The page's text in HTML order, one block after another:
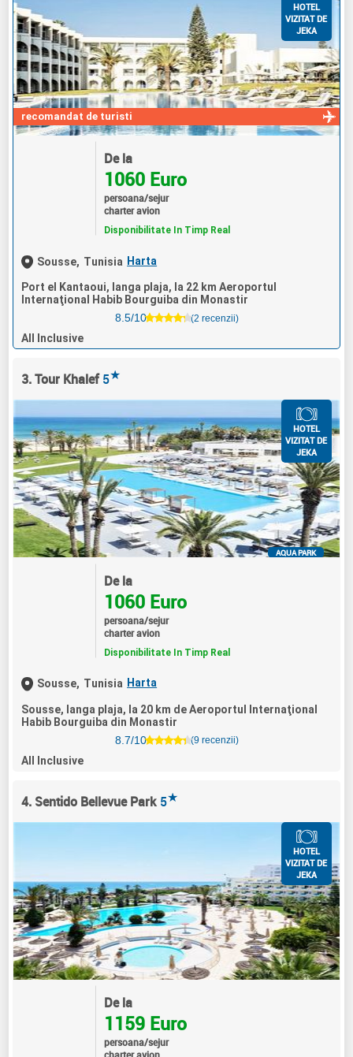
recomandat de turisti
HOTEL
VIZITAT DE
JEKA
De la
1060 Euro
persoana/sejur
charter avion
Disponibilitate In Timp Real
Sousse, Tunisia Harta
Port el Kantaoui, langa plaja, la 22 km Aeroportul
Internaţional Habib Bourguiba din Monastir
8.5/10
(2 recenzii)
All Inclusive
3. Tour Khalef 5★
HOTEL
VIZITAT DE
JEKA
AQUA PARK
De la
1060 Euro
persoana/sejur
charter avion
Disponibilitate In Timp Real
Sousse, Tunisia Harta
Sousse, langa plaja, la 20 km de Aeroportul Internaţional
Habib Bourguiba din Monastir
8.7/10
(9 recenzii)
All Inclusive
4. Sentido Bellevue Park 5★
HOTEL
VIZITAT DE
JEKA
De la
1159 Euro
persoana/sejur
charter avion